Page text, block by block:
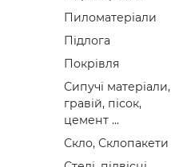
Пиломатеріали
Підлога
Покрівля
Сипучі матеріали,
гравій, пісок,
цемент ...
Скло, Склопакети